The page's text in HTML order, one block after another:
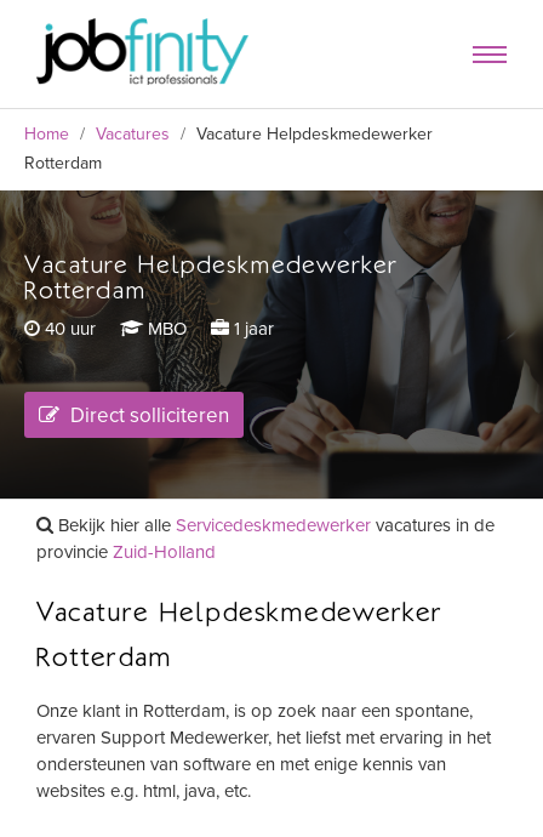
Home / Vacatures / Vacature Helpdeskmedewerker
Rotterdam
formulier
Vacature Helpdeskmedewerker
Rotterdam
40 uur MBO 1 jaar
Direct solliciteren
Bekijk hier alle Servicedeskmedewerker vacatures in de
provincie Zuid-Holland
Vacature Helpdeskmedewerker
Rotterdam
Onze klant in Rotterdam, is op zoek naar een spontane,
ervaren Support Medewerker, het liefst met ervaring in het
ondersteunen van software en met enige kennis van
websites e.g. html, java, etc.